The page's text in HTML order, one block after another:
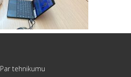
Par tehnikumu